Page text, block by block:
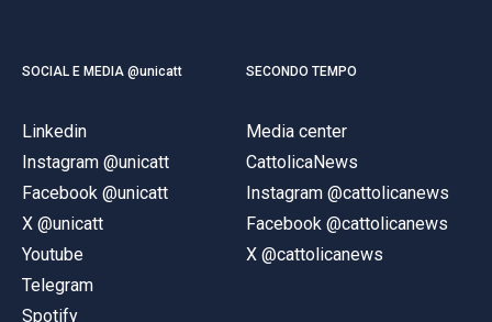
SOCIAL E MEDIA @unicatt
Linkedin
Instagram @unicatt
Facebook @unicatt
X @unicatt
Youtube
Telegram
Spotify
SECONDO TEMPO
Media center
CattolicaNews
Instagram @cattolicanews
Facebook @cattolicanews
X @cattolicanews